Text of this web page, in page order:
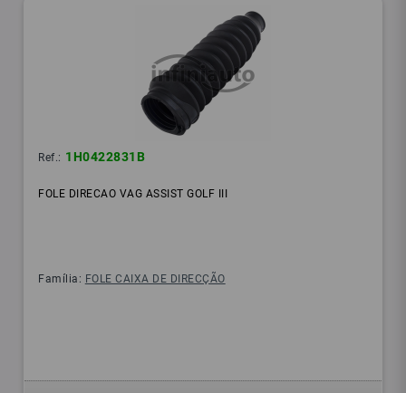
Ref.: 1H0422831B
FOLE DIRECAO VAG ASSIST GOLF III
Família: FOLE CAIXA DE DIRECÇÃO